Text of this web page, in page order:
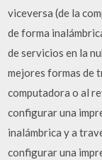
viceversa (de la
de forma
de servicios en la
mejores formas de
computadora o al
configurar una
inalámbrica y a
configurar una